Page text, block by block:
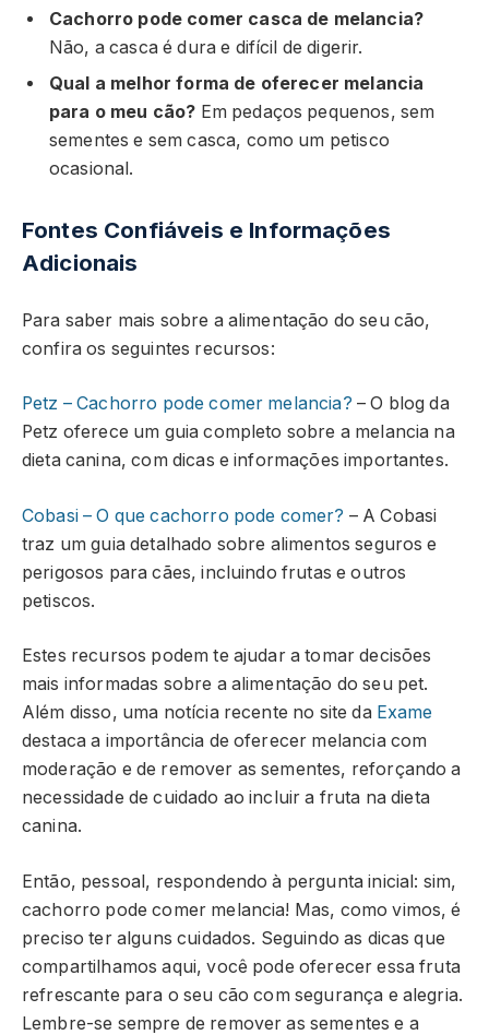
Cachorro pode comer casca de melancia?
Não, a casca é dura e difícil de digerir.
Qual a melhor forma de oferecer melancia
para o meu cão? Em pedaços pequenos, sem
sementes e sem casca, como um petisco
ocasional.
Fontes Confiáveis e Informações
Adicionais
Para saber mais sobre a alimentação do seu cão,
confira os seguintes recursos:
Petz – Cachorro pode comer melancia? – O blog da
Petz oferece um guia completo sobre a melancia na
dieta canina, com dicas e informações importantes.
Cobasi – O que cachorro pode comer? – A Cobasi
traz um guia detalhado sobre alimentos seguros e
perigosos para cães, incluindo frutas e outros
petiscos.
Estes recursos podem te ajudar a tomar decisões
mais informadas sobre a alimentação do seu pet.
Além disso, uma notícia recente no site da Exame
destaca a importância de oferecer melancia com
moderação e de remover as sementes, reforçando a
necessidade de cuidado ao incluir a fruta na dieta
canina.
Então, pessoal, respondendo à pergunta inicial: sim,
cachorro pode comer melancia! Mas, como vimos, é
preciso ter alguns cuidados. Seguindo as dicas que
compartilhamos aqui, você pode oferecer essa fruta
refrescante para o seu cão com segurança e alegria.
Lembre-se sempre de remover as sementes e a